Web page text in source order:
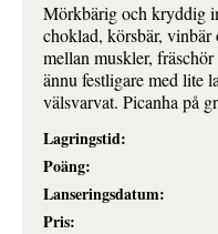
Mörkbärig och kryddig
choklad, körsbär,
mellan muskler,
ännu festligare med lite
välsvarvat. Picanha på
Lagringstid:
Poäng:
Lanseringsdatum:
Pris: